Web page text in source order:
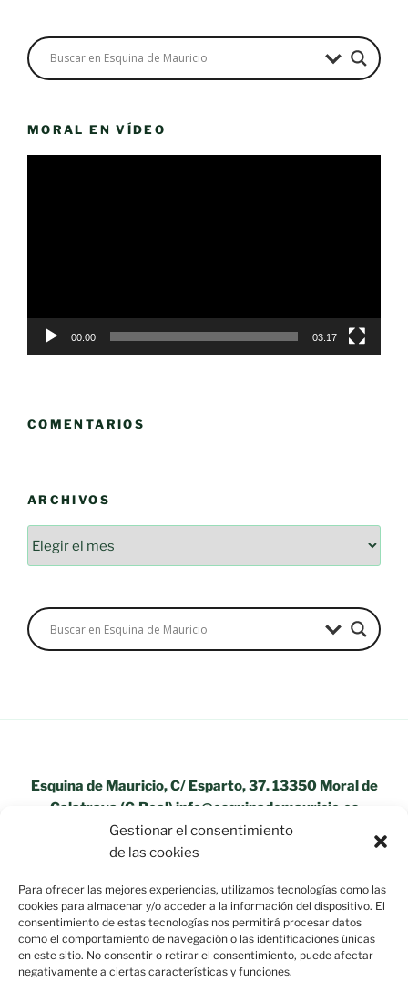
Gestionar el consentimiento
de las cookies
Para ofrecer las mejores experiencias, utilizamos tecnologías como las
cookies para almacenar y/o acceder a la información del dispositivo. El
consentimiento de estas tecnologías nos permitirá procesar datos
como el comportamiento de navegación o las identificaciones únicas
en este sitio. No consentir o retirar el consentimiento, puede afectar
negativamente a ciertas características y funciones.
MORAL EN VÍDEO
00:00 03:17
COMENTARIOS
ARCHIVOS
Esquina de Mauricio, C/ Esparto, 37. 13350 Moral de
Calatrava (C.Real) info@esquinademauricio.es
«Aviso Legal»